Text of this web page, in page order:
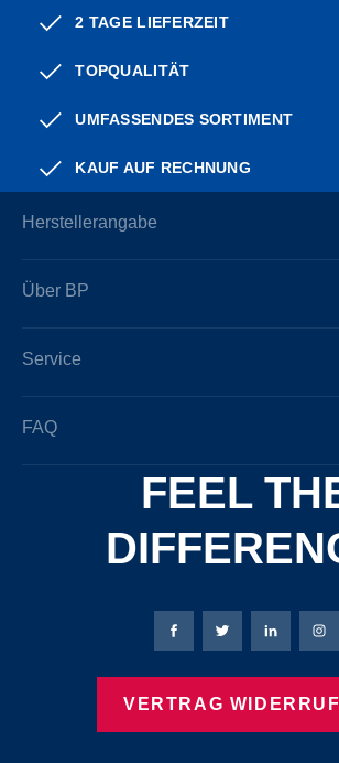
2 TAGE LIEFERZEIT
TOPQUALITÄT
UMFASSENDES SORTIMENT
KAUF AUF RECHNUNG
Herstellerangabe
Über BP
Service
FAQ
FEEL
Bierbaum-Proenen
Bierbaum-
VERTRAG